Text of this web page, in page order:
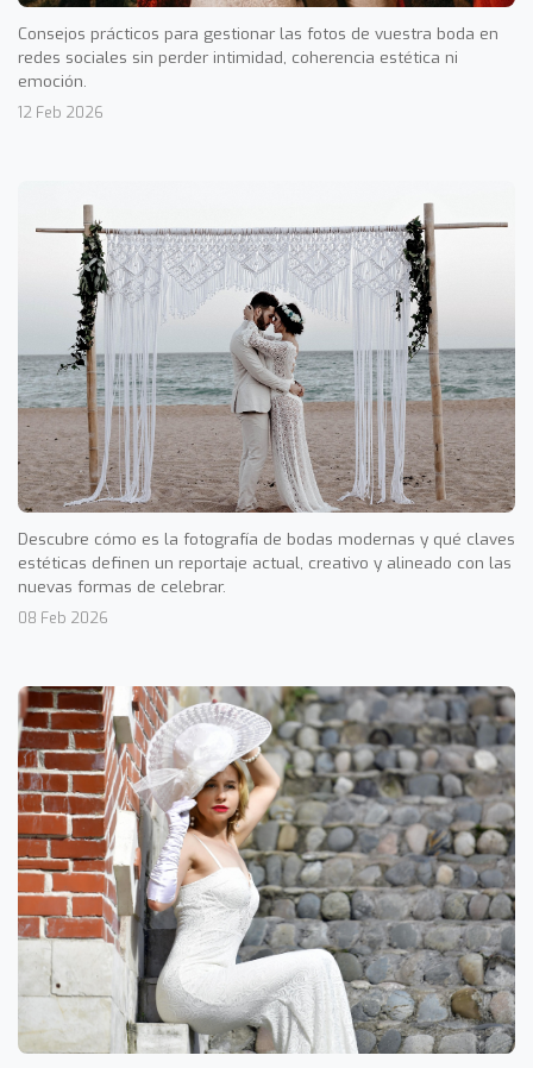
Consejos prácticos para gestionar las fotos de vuestra boda en
redes sociales sin perder intimidad, coherencia estética ni
emoción.
12 Feb 2026
Descubre cómo es la fotografía de bodas modernas y qué claves
estéticas definen un reportaje actual, creativo y alineado con las
nuevas formas de celebrar.
08 Feb 2026